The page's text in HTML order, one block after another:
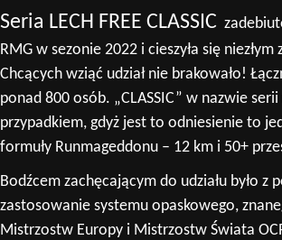
Seria LECH FREE CLASSIC
RMG w sezonie 2022 i cieszyła się
Chcących wziąć udział nie brakowało!
ponad 800 osób. „CLASSIC” w nazwie
przypadkiem, gdyż jest to odniesienie to
formuły Runmageddonu – 12 km i 50+
Bodźcem zachęcającym do udziału było z
zastosowanie systemu opaskowego,
Mistrzostw Europy i Mistrzostw Świata